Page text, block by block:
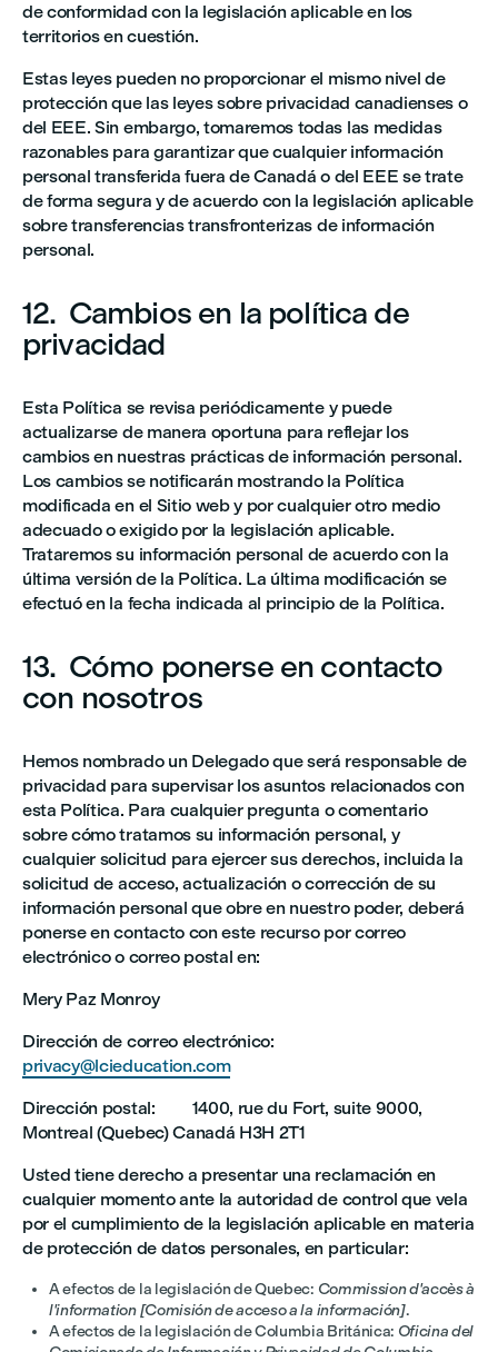
de conformidad con la legislación aplicable en los
territorios en cuestión.
Estas leyes pueden no proporcionar el mismo nivel de
protección que las leyes sobre privacidad canadienses o
del EEE. Sin embargo, tomaremos todas las medidas
razonables para garantizar que cualquier información
personal transferida fuera de Canadá o del EEE se trate
de forma segura y de acuerdo con la legislación aplicable
sobre transferencias transfronterizas de información
personal.
12. Cambios en la política de
privacidad
Esta Política se revisa periódicamente y puede
actualizarse de manera oportuna para reflejar los
cambios en nuestras prácticas de información personal.
Los cambios se notificarán mostrando la Política
modificada en el Sitio web y por cualquier otro medio
adecuado o exigido por la legislación aplicable.
Trataremos su información personal de acuerdo con la
última versión de la Política. La última modificación se
efectuó en la fecha indicada al principio de la Política.
13. Cómo ponerse en contacto
con nosotros
Hemos nombrado un Delegado que será responsable de
privacidad para supervisar los asuntos relacionados con
esta Política. Para cualquier pregunta o comentario
sobre cómo tratamos su información personal, y
cualquier solicitud para ejercer sus derechos, incluida la
solicitud de acceso, actualización o corrección de su
información personal que obre en nuestro poder, deberá
ponerse en contacto con este recurso por correo
electrónico o correo postal en:
Mery Paz Monroy
Dirección de correo electrónico:
privacy@lcieducation.com
Dirección postal: 1400, rue du Fort, suite 9000,
Montreal (Quebec) Canadá H3H 2T1
Usted tiene derecho a presentar una reclamación en
cualquier momento ante la autoridad de control que vela
por el cumplimiento de la legislación aplicable en materia
de protección de datos personales, en particular:
A efectos de la legislación de Quebec: Commission d'accès à
l'information [Comisión de acceso a la información].
A efectos de la legislación de Columbia Británica: Oficina del